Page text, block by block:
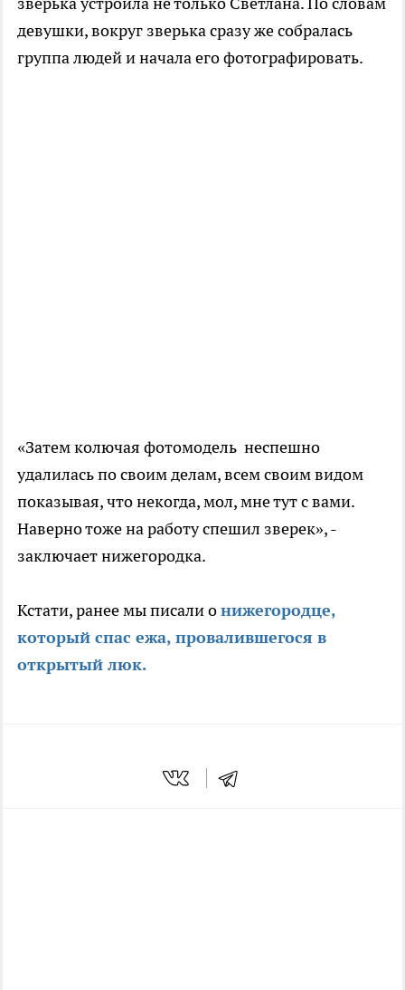
девушки, вокруг зверька сразу же собралась
группа людей и начала его фотографировать.
«Затем колючая фотомодель неспешно
удалилась по своим делам, всем своим видом
показывая, что некогда, мол, мне тут с вами.
Наверно тоже на работу спешил зверек», -
заключает нижегородка.
Кстати, ранее мы писали онижегородце,
который спас ежа, провалившегося в
открытый люк.